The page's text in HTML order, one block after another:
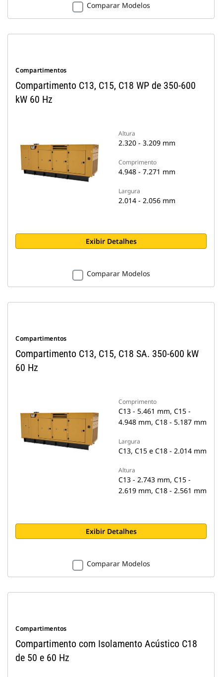
Comparar Modelos
Compartimentos
Compartimento C13, C15, C18 WP de 350-600
kW 60 Hz
Altura
2.320 - 3.209 mm
Comprimento
4.948 - 7.271 mm
Largura
2.014 - 2.056 mm
Exibir Detalhes
Comparar Modelos
Compartimentos
Compartimento C13, C15, C18 SA. 350-600 kW
60 Hz
Comprimento
C13 - 5.461 mm, C15 -
4.948 mm, C18 - 5.187 mm
Largura
C13, C15 e C18 - 2.014 mm
Altura
C13 - 2.743 mm, C15 -
2.619 mm, C18 - 2.561 mm
Exibir Detalhes
Comparar Modelos
Compartimentos
Compartimento com Isolamento Acústico C18
de 50 e 60 Hz